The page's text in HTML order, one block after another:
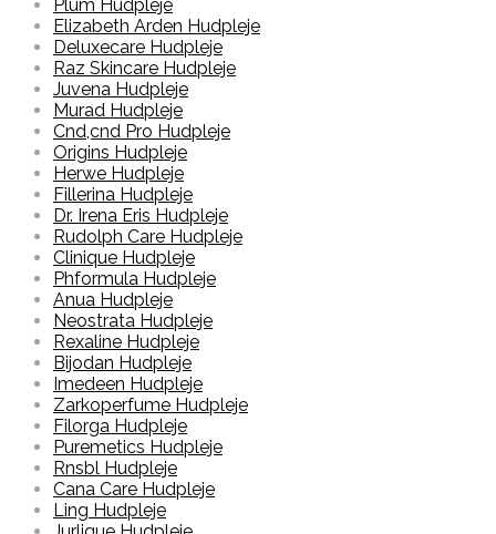
Plum Hudpleje
Elizabeth Arden Hudpleje
Deluxecare Hudpleje
Raz Skincare Hudpleje
Juvena Hudpleje
Murad Hudpleje
Cnd,cnd Pro Hudpleje
Origins Hudpleje
Herwe Hudpleje
Fillerina Hudpleje
Dr. Irena Eris Hudpleje
Rudolph Care Hudpleje
Clinique Hudpleje
Phformula Hudpleje
Anua Hudpleje
Neostrata Hudpleje
Rexaline Hudpleje
Bijodan Hudpleje
Imedeen Hudpleje
Zarkoperfume Hudpleje
Filorga Hudpleje
Puremetics Hudpleje
Rnsbl Hudpleje
Cana Care Hudpleje
Ling Hudpleje